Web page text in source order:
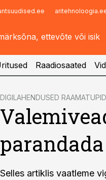
Infopank
Raadiosaated
DIGILAHENDUSED
Selles artiklis vaatleme